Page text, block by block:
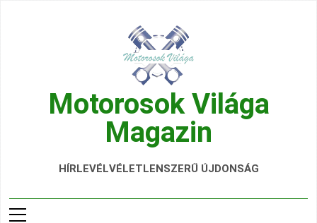
Motorosok Világa
Magazin
Hírek, Tesztek, Élmények Egy Helyen!
HÍRLEVÉLVÉLETLENSZERŰ ÚJDONSÁG